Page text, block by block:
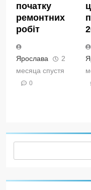
початку
ремонтних
робіт
Ярослава
2
месяца спустя
0